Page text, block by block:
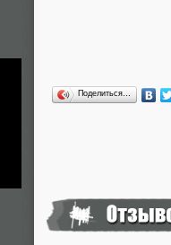
Поделиться…